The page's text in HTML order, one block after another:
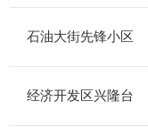
石油大街先锋小区
经济开发区兴隆台